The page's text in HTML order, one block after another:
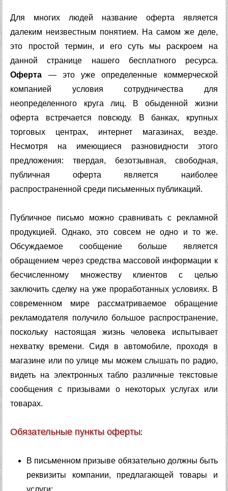
Для многих людей название оферта является
далеким неизвестным понятием. На самом же деле,
это простой термин, и его суть мы раскроем на
данной странице нашего бесплатного ресурса.
Оферта — это уже определенные коммерческой
компанией условия сотрудничества для
неопределенного круга лиц. В обыденной жизни
оферта встречается повсюду. В банках, крупных
торговых центрах, интернет магазинах, везде.
Несмотря на имеющиеся разновидности этого
предложения: твердая, безотзывная, свободная,
публичная оферта является наиболее
распространенной среди письменных публикаций.
Публичное письмо можно сравнивать с рекламной
продукцией. Однако, это совсем не одно и то же.
Обсуждаемое сообщение больше является
обращением через средства массовой информации к
бесчисленному множеству клиентов с целью
заключить сделку на уже проработанных условиях. В
современном мире рассматриваемое обращение
рекламодателя получило большое распространение,
поскольку настоящая жизнь человека испытывает
нехватку времени. Сидя в автомобиле, проходя в
магазине или по улице мы можем слышать по радио,
видеть на электронных табло различные текстовые
сообщения с призывами о некоторых услугах или
товарах.
Обязательные пункты оферты:
В письменном призыве обязательно должны быть
реквизиты компании, предлагающей товары и
услуги;